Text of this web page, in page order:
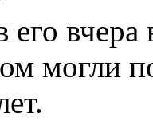
его
могли